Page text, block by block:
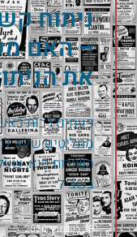
ניתוח
– האם
את
פעמים רבות
מחליטים שלא
השורות הוא,
בשביל
28 בנובמבר 2020